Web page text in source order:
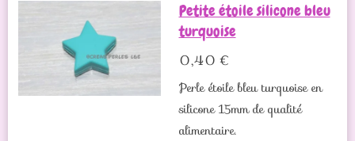
Petite étoile silicone bleu
turquoise
0,40 €
Perle étoile bleu turquoise en
silicone 15mm de qualité
alimentaire.